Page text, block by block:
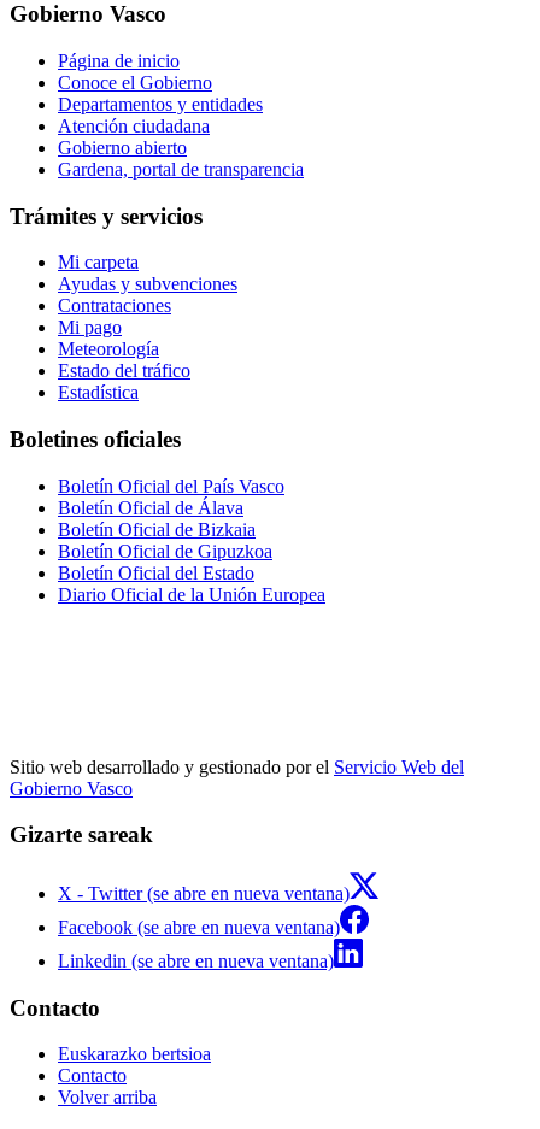
Gobierno Vasco
Página de inicio
Conoce el Gobierno
Departamentos y entidades
Atención ciudadana
Gobierno abierto
Gardena, portal de transparencia
Trámites y servicios
Mi carpeta
Ayudas y subvenciones
Contrataciones
Mi pago
Meteorología
Estado del tráfico
Estadística
Boletines oficiales
Boletín Oficial del País Vasco
Boletín Oficial de Álava
Boletín Oficial de Bizkaia
Boletín Oficial de Gipuzkoa
Boletín Oficial del Estado
Diario Oficial de la Unión Europea
Sitio web desarrollado y gestionado por el Servicio Web del
Gobierno Vasco
Gizarte sareak
X - Twitter (se abre en nueva ventana)
Facebook (se abre en nueva ventana)
Linkedin (se abre en nueva ventana)
Contacto
Euskarazko bertsioa
Contacto
Volver arriba